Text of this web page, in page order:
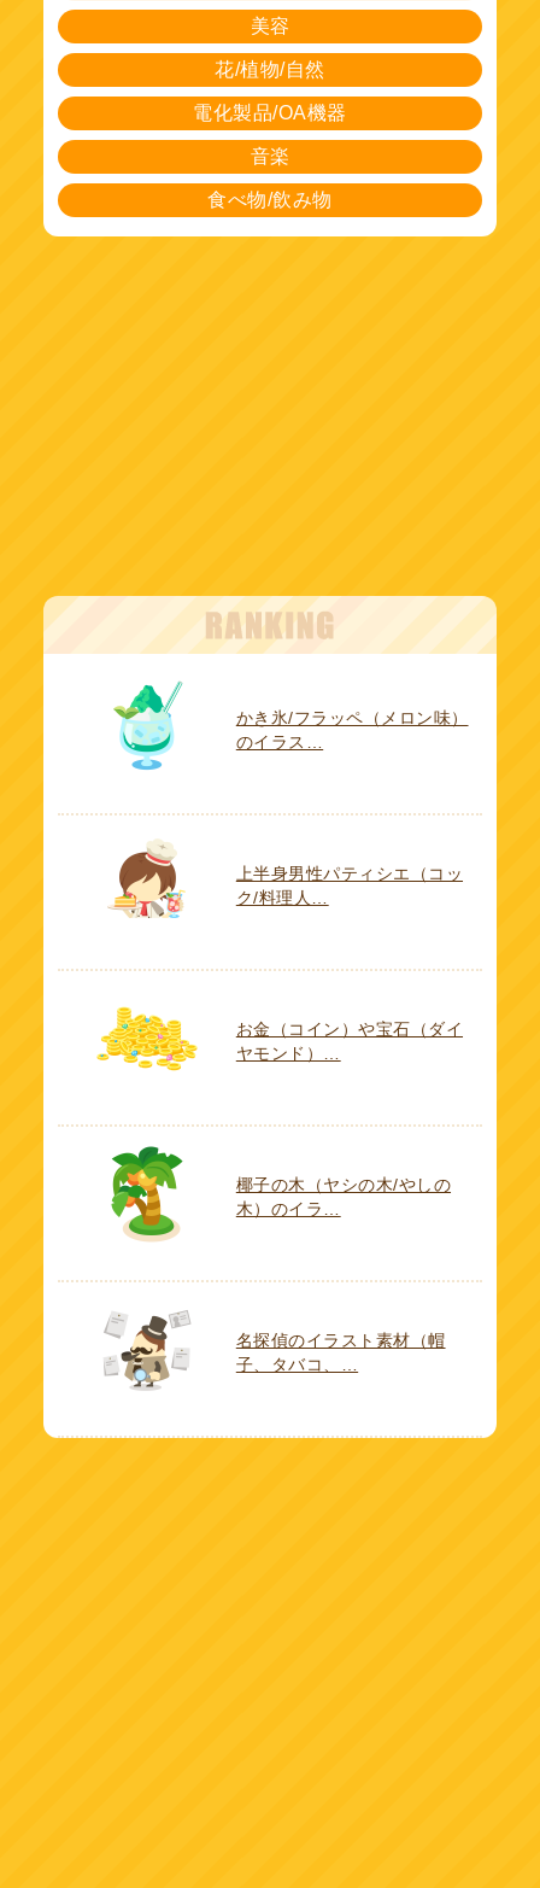
美容
花/植物/自然
電化製品/OA機器
音楽
食べ物/飲み物
かき氷/フラッペ（メロン味）
のイラス…
上半身男性パティシエ（コッ
ク/料理人…
お金（コイン）や宝石（ダイ
ヤモンド）…
椰子の木（ヤシの木/やしの
木）のイラ…
名探偵のイラスト素材（帽
子、タバコ、…